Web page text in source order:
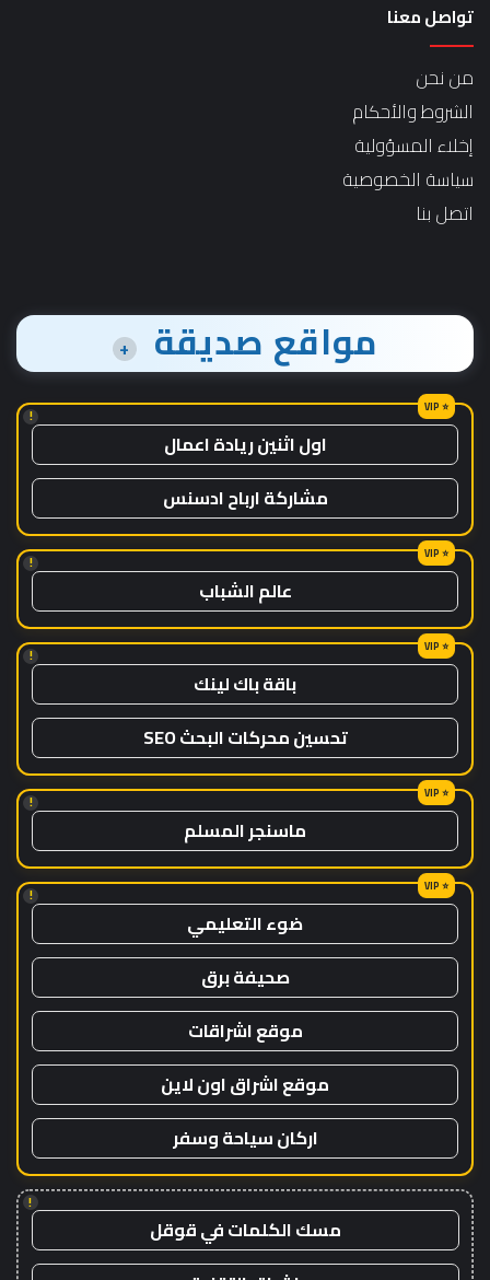
تواصل معنا
من نحن
الشروط والأحكام
إخلاء المسؤولية
سياسة الخصوصية
اتصل بنا
مواقع صديقة +
!
اول اثنين ريادة اعمال
مشاركة ارباح ادسنس
!
عالم الشباب
!
باقة باك لينك
تحسين محركات البحث SEO
!
ماسنجر المسلم
!
ضوء التعليمي
صحيفة برق
موقع اشراقات
موقع اشراق اون لاين
اركان سياحة وسفر
!
مسك الكلمات في قوقل